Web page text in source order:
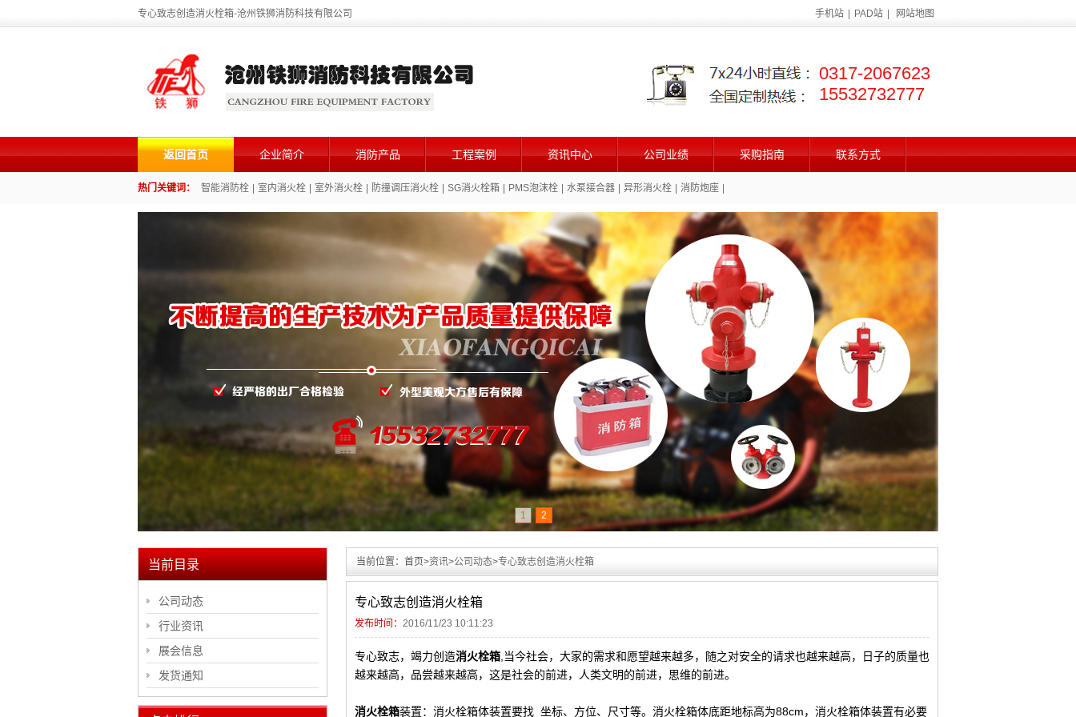
专心致志创造消火栓箱-沧州铁狮消防科技有限公司 手机站 PAD站 网站地图
0317-2067623
15532732777
返回首页 企业简介 消防产品 工程案例 资讯中心 公司业绩 采购指南 联系方式
热门关键词： 智能消防栓 室内消火栓 室外消火栓 防撞调压消火栓 SG消火栓箱 PMS泡沫栓 水泵接合器 异形消火栓 消防炮座
1 2
当前位置： 首页>资讯>公司动态>专心致志创造消火栓箱
专心致志创造消火栓箱
发布时间： 2016/11/23 10:11:23
专心致志，竭力创造消火栓箱 ,当今社会，大家的需求和愿望越来越多，随之对安全的请求也越来越高，日子的质量也
越来越高，品尝越来越高，这是社会的前进，人类文明的前进，思维的前进。
消火栓箱装置：消火栓箱体装置要找_坐标、方位、尺寸等。消火栓箱体底距地标高为88cm，消火栓箱体装置有必要
当前目录
公司动态
行业资讯
展会信息
发货通知